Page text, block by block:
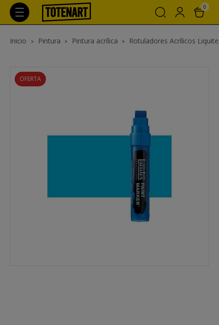
0
Inicio Pintura Pintura acrílica Rotuladores Acrílicos
OFERTA